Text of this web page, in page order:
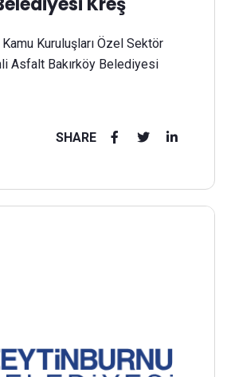
Kamu Kuruluşları Özel Sektör
Asfalt Bakırköy Belediyesi
SHARE